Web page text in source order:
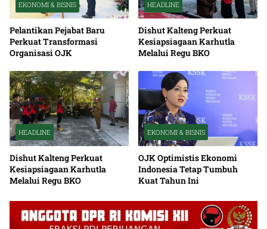
EKONOMI & BISNIS
Pelantikan Pejabat Baru
Perkuat Transformasi
Organisasi OJK
HEADLINE
Dishut Kalteng Perkuat
Kesiapsiagaan Karhutla
Melalui Regu BKO
HEADLINE
Dishut Kalteng Perkuat
Kesiapsiagaan Karhutla
Melalui Regu BKO
EKONOMI & BISNIS
OJK Optimistis Ekonomi
Indonesia Tetap Tumbuh
Kuat Tahun Ini